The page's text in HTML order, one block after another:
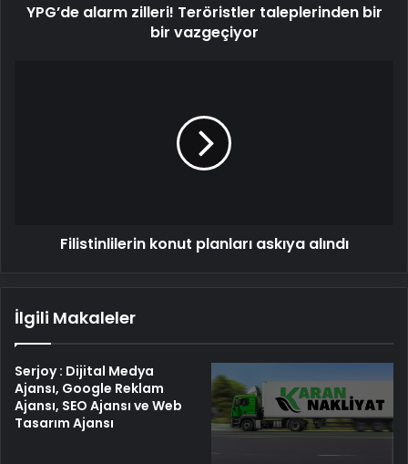
YPG’de alarm zilleri! Teröristler taleplerinden bir
bir vazgeçiyor
Filistinlilerin konut planları askıya alındı
İlgili Makaleler
Serjoy : Dijital Medya
Ajansı, Google Reklam
Ajansı, SEO Ajansı ve Web
Tasarım Ajansı